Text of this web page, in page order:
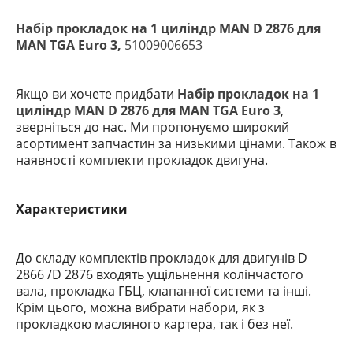
Набір прокладок на 1 циліндр MAN D 2876 для
MAN TGA Euro 3, 51009006653
Якщо ви хочете придбати Набір прокладок на 1
циліндр MAN D 2876 для MAN TGA Euro 3,
зверніться до нас. Ми пропонуємо широкий
асортимент запчастин за низькими цінами. Також в
наявності комплекти прокладок двигуна.
Характеристики
До складу комплектів прокладок для двигунів D
2866 /D 2876 входять ущільнення колінчастого
вала, прокладка ГБЦ, клапанної системи та інші.
Крім цього, можна вибрати набори, як з
прокладкою масляного картера, так і без неї.